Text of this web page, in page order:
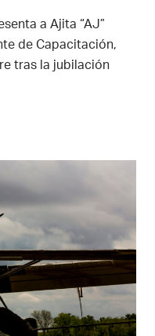
a Ajita “AJ”
de Capacitación,
tras la jubilación